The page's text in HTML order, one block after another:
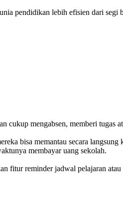
pendidikan lebih efisien dari
cukup mengabsen, memberi
bisa memantau secara
membayar uang sekolah.
fitur reminder jadwal pelajaran